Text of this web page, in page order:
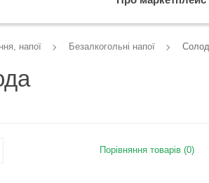
напої Безалкогольні напої
Порівняння товарів (0)